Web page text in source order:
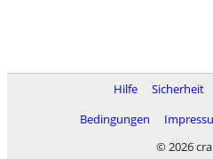
Hilfe Sicherheit
Bedingungen
© 2026